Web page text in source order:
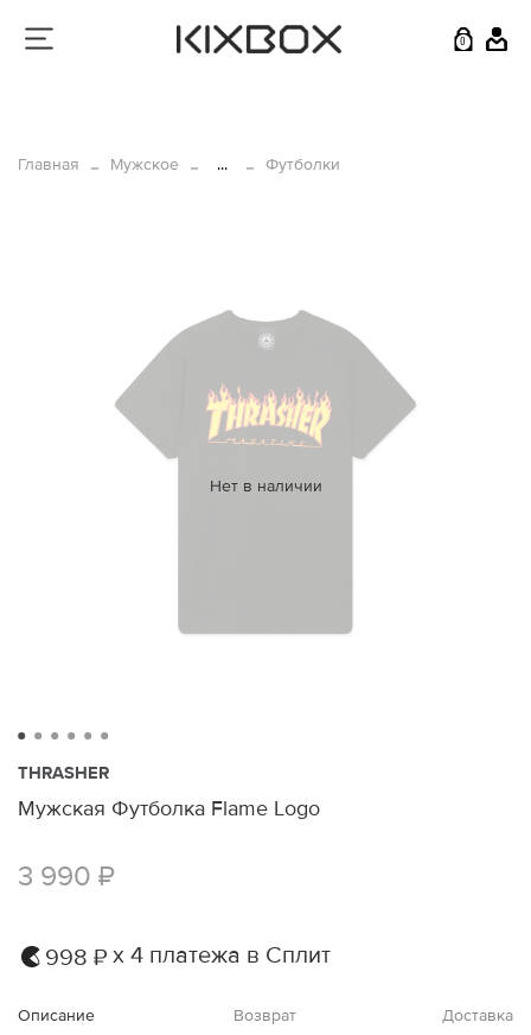
0
Главная Мужское ... Футболки
Нет в наличии
THRASHER
Мужская Футболка Flame Logo
3 990 ₽
998 ₽ х 4 платежа в Сплит
Описание Возврат Доставка